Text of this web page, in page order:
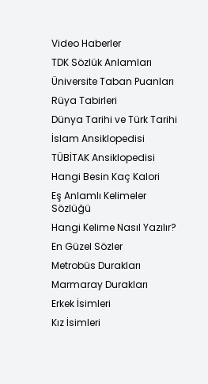
Video Haberler
TDK Sözlük Anlamları
Üniversite Taban Puanları
Rüya Tabirleri
Dünya Tarihi ve Türk Tarihi
İslam Ansiklopedisi
TÜBİTAK Ansiklopedisi
Hangi Besin Kaç Kalori
Eş Anlamlı Kelimeler
Sözlüğü
Hangi Kelime Nasıl Yazılır?
En Güzel Sözler
Metrobüs Durakları
Marmaray Durakları
Erkek İsimleri
Kız İsimleri